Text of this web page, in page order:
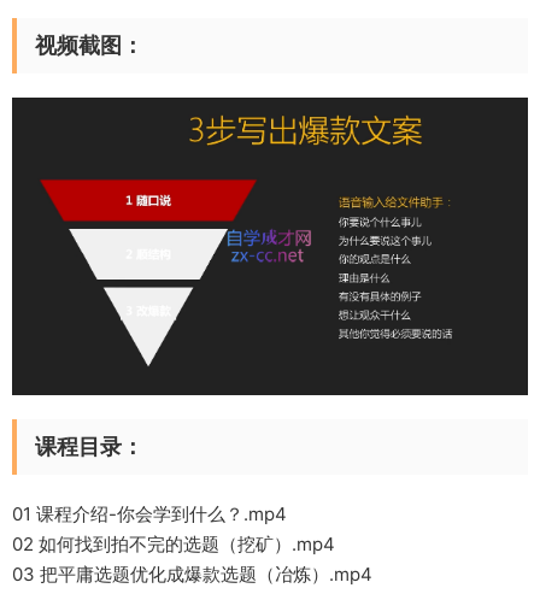
视频截图：
课程目录：
01 课程介绍-你会学到什么？.mp4
02 如何找到拍不完的选题（挖矿）.mp4
03 把平庸选题优化成爆款选题（冶炼）.mp4